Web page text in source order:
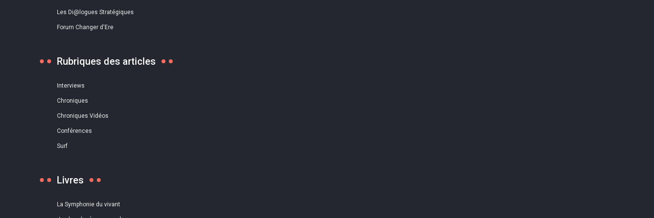
Les Di@logues Stratégiques
Forum Changer d'Ere
Rubriques des articles
Interviews
Chroniques
Chroniques Vidéos
Conférences
Surf
Livres
La Symphonie du vivant